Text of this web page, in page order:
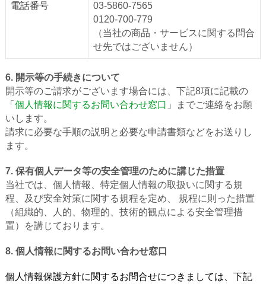
電話番号
03-5860-7565
0120-700-779
（当社の商品・サービスに関する問合
せ先ではございません）
6. 開示等の手続きについて
開示等のご請求がございます場合には、下記8項に記載の
「 個人情報に関するお問い合わせ窓口 」までご連絡をお願
いします。
請求に必要な手順の説明と必要な申請書類などをお送りし
ます。
7. 保有個人データ等の安全管理のために講じた措置
当社では、個人情報、特定個人情報の取扱いに関する規
程、及び安全対策に関する規程を定め、 規程に則った措置
（組織的、人的、物理的、技術的観点による安全管理措
置）を講じております。
8. 個人情報に関するお問い合わせ窓口
個人情報保護方針に関するお問合せにつきましては、下記